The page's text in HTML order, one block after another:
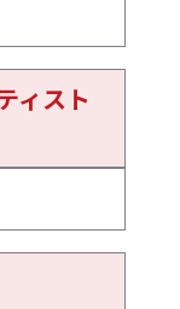
ィスト